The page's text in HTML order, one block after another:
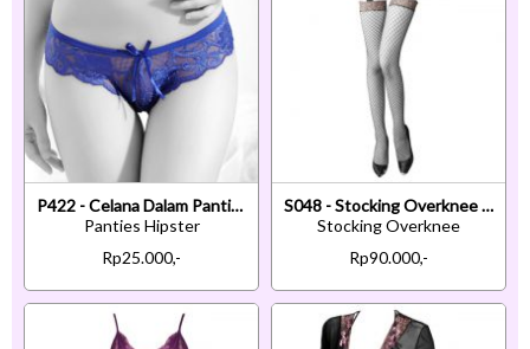
P422 - Celana Dalam Panties Hipster Biru Transparan Pita Depan
Panties Hipster
Rp25.000,-
S048 - Stocking Overknee Fishnet Hitam Garter Belt Macan Tutul
Stocking Overknee
Rp90.000,-